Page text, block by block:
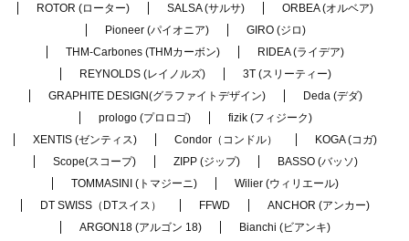
ROTOR (ローター)
SALSA (サルサ)
ORBEA (オルベア)
Pioneer (パイオニア)
GIRO (ジロ)
THM-Carbones (THMカーボン)
RIDEA (ライデア)
REYNOLDS (レイノルズ)
3T (スリーティー)
GRAPHITE DESIGN(グラファイトデザイン)
Deda (デダ)
prologo (プロロゴ)
fizik (フィジーク)
XENTIS (ゼンティス)
Condor（コンドル）
KOGA (コガ)
Scope(スコープ)
ZIPP (ジップ)
BASSO (バッソ)
TOMMASINI (トマジーニ)
Wilier (ウィリエール)
DT SWISS（DTスイス）
FFWD
ANCHOR (アンカー)
ARGON18 (アルゴン 18)
Bianchi (ビアンキ)